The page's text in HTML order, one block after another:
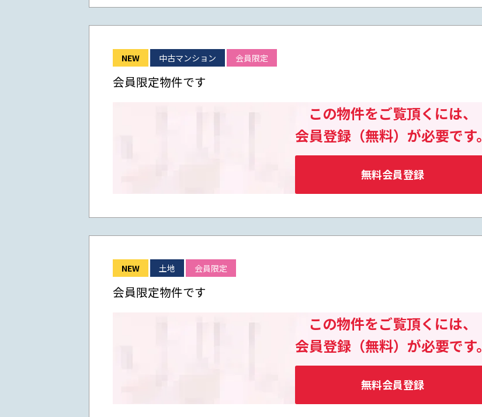
NEW 中古マンション 会員限定
会員限定物件です
この物件をご覧頂くには、
会員登録（無料）が必要です。
無料会員登録
NEW 土地 会員限定
会員限定物件です
この物件をご覧頂くには、
会員登録（無料）が必要です。
無料会員登録